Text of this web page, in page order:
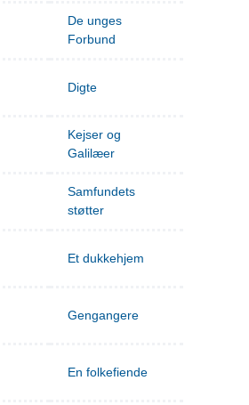
De unges
Forbund
Digte
Kejser og
Galilæer
Samfundets
støtter
Et dukkehjem
Gengangere
En folkefiende